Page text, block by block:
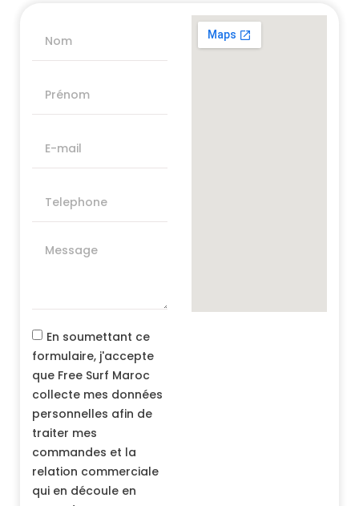
En soumettant ce
formulaire, j'accepte
que Free Surf Maroc
collecte mes données
personnelles afin de
traiter mes
commandes et la
relation commerciale
qui en découle en